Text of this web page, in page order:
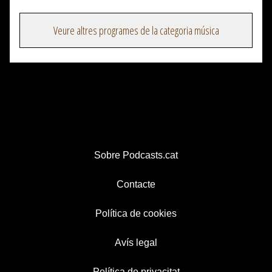
Veure altres programes de la categoria música
Sobre Podcasts.cat
Contacte
Política de cookies
Avís legal